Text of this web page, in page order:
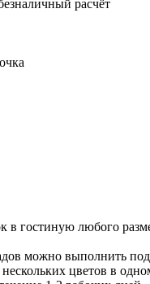
расчёт
в гостиную любого
можно выполнить
цветов в